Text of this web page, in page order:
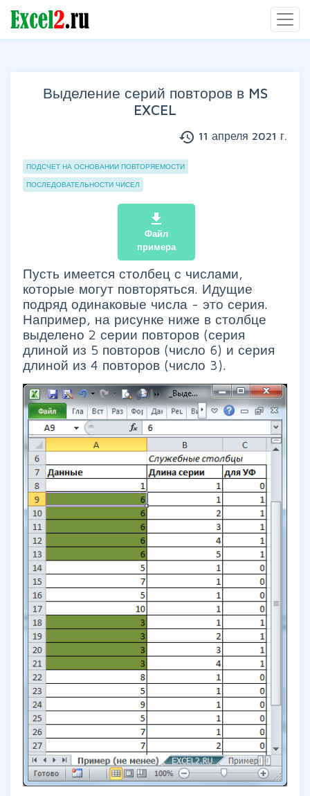
Выделение серий повторов в MS
EXCEL
history 11 апреля 2021 г.
Группы статей
ПОДСЧЕТ НА ОСНОВАНИИ ПОВТОРЯЕМОСТИ
ПОСЛЕДОВАТЕЛЬНОСТИ ЧИСЕЛ
file_download
Файл
примера
Пусть имеется столбец с числами,
которые могут повторяться. Идущие
подряд одинаковые числа - это серия.
Например, на рисунке ниже в столбце
выделено 2 серии повторов (серия
длиной из 5 повторов (число 6) и серия
длиной из 4 повторов (число 3).